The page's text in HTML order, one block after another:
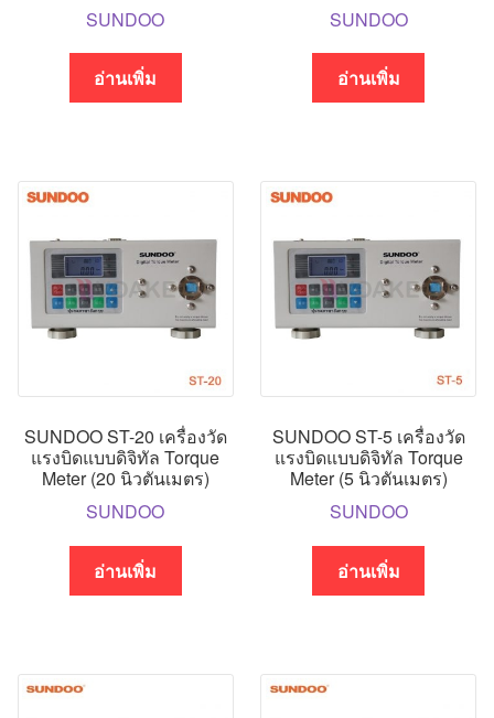
SUNDOO
อ่านเพิ่ม
SUNDOO
อ่านเพิ่ม
SUNDOO ST-20 เครื่องวัด
แรงบิดแบบดิจิทัล Torque
Meter (20 นิวตันเมตร)
SUNDOO
อ่านเพิ่ม
SUNDOO ST-5 เครื่องวัด
แรงบิดแบบดิจิทัล Torque
Meter (5 นิวตันเมตร)
SUNDOO
อ่านเพิ่ม